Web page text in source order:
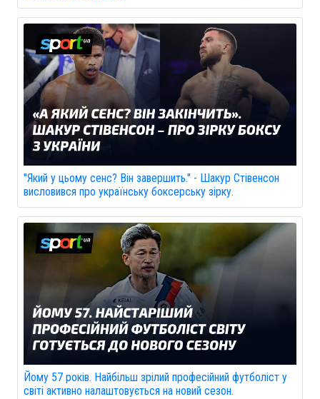
"Який у цьому сенс? Він завершить." - Шакур Стівенсон
висловився про українську боксерську зірку.
Йому 57 років. Найбільш зрілий професійний футболіст у
світі активно налаштовується на новий сезон.